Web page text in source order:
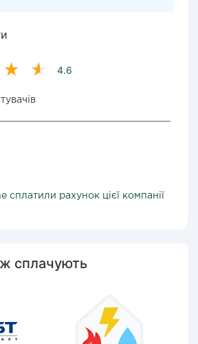
4.6
сплатили рахунок цієї компанії
сплачують